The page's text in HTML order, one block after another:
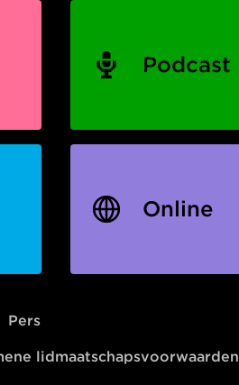
Podcast
Online
Pers
lidmaatschapsvoorwaarden